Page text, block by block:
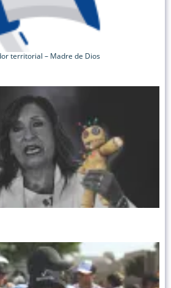
territorial – Madre de Dios